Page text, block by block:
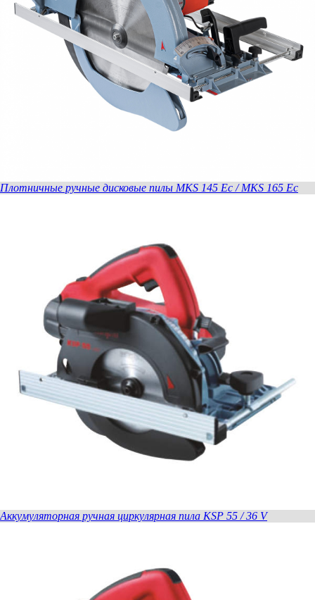
Плотничные ручные дисковые пилы MKS 145 Ec / MKS 165 Ec
Аккумуляторная ручная циркулярная пила KSP 55 / 36 V